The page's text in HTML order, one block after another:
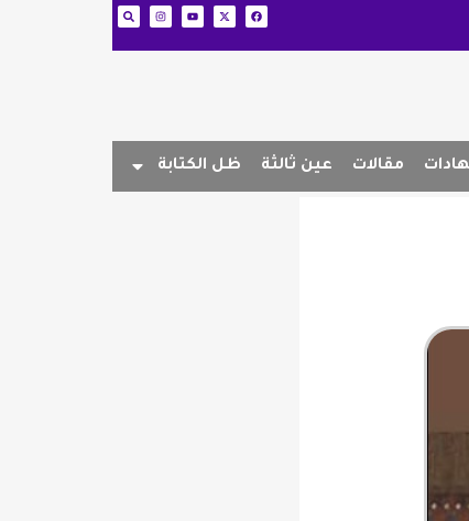
مقالات عين ثالثة ظل الكتابة